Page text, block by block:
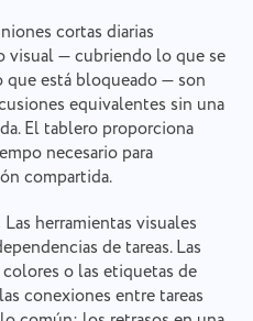
cortas diarias
visual — cubriendo lo que se
que está bloqueado — son
equivalentes sin una
El tablero proporciona
necesario para
compartida.
Las herramientas visuales
de tareas. Las
o las etiquetas de
conexiones entre tareas
de acuerdo